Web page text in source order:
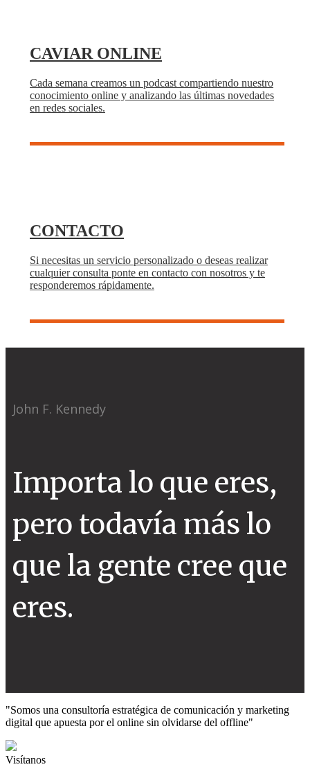
CAVIAR ONLINE
Cada semana creamos un podcast compartiendo nuestro
conocimiento online y analizando las últimas novedades
en redes sociales.
CONTACTO
Si necesitas un servicio personalizado o deseas realizar
cualquier consulta ponte en contacto con nosotros y te
responderemos rápidamente.
John F. Kennedy
Importa lo que eres,
pero todavía más lo
que la gente cree que
eres.
"Somos una consultoría estratégica de comunicación y marketing
digital que apuesta por el online sin olvidarse del offline"
Visítanos